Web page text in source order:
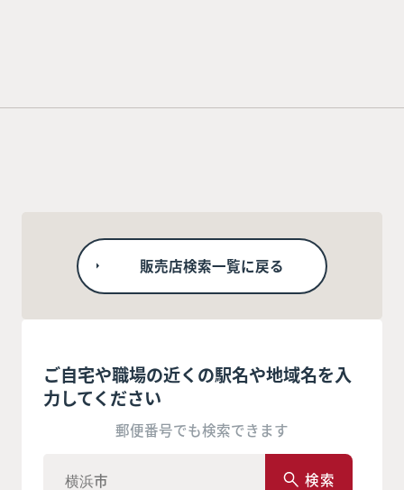
販売店検索一覧に戻る
ご自宅や職場の近くの駅名や地域名を入
力してください
郵便番号でも検索できます
検索